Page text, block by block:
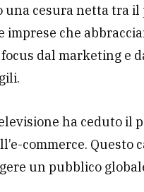
una cesura netta tra il
imprese che
dal marketing e
ha ceduto il
commerce. Questo
un pubblico